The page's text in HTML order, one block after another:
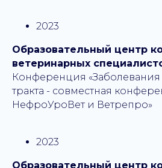
2023
Образовательный центр
ветеринарных
Конференция
тракта - совместная
НефроУроВет и Ветрепро»
2023
Образовательный центр